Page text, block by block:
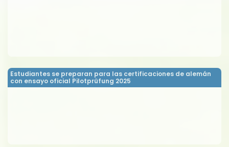
Estudiantes se preparan para las certificaciones de alemán
con ensayo oficial Pilotprüfung 2025